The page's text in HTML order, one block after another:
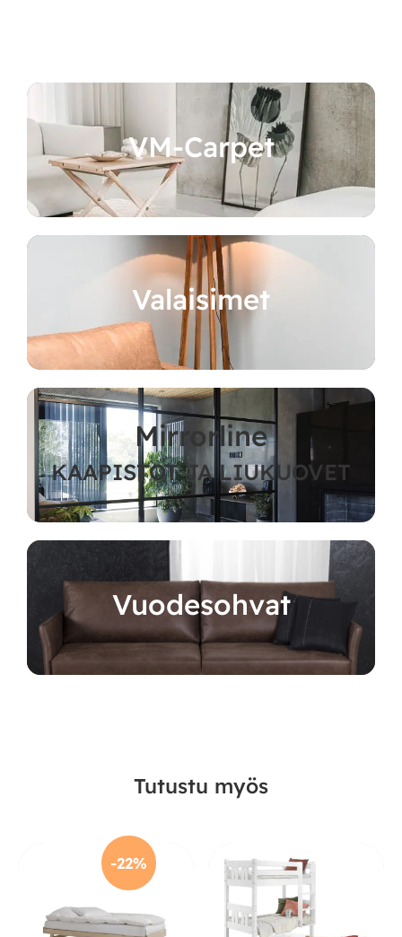
VM-Carpet
Valaisimet
Mirrorline
KAAPISTOT JA LIUKUOVET
Vuodesohvat
Tutustu myös
-22%